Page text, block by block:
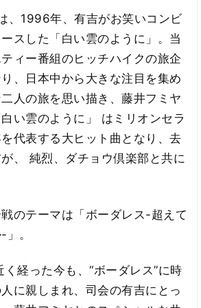
、1996年、有吉がお笑いコンビ
スした「白い雲のように」。当
ィー番組のヒッチハイクの旅企
、日本中から大きな注目を集め
人の旅を思い描き、藤井フミヤ
い雲のように」 はミリオンセラ
代表する大ヒット曲となり、去
、 純烈、ダチョウ倶楽部と共に
のテーマは「ボーダレス-超えて
。
経った今も、“ボーダレス”に時
に親しまれ、司会の有吉にとっ